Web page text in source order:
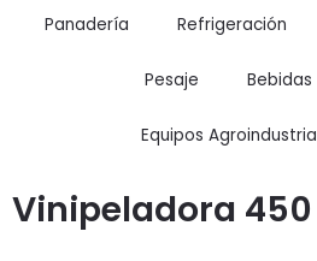
Panadería Refrigeración
Pesaje Bebidas
Equipos Agroindustria
Vinipeladora 450